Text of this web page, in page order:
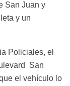
San Juan y
y un
Policiales, el
San
el vehículo lo